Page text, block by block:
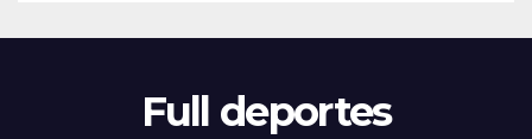
Full deportes